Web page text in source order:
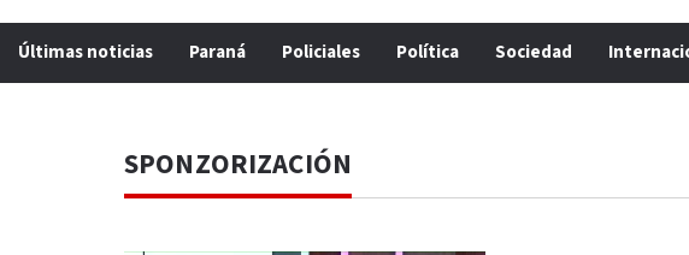
Últimas noticias Paraná Policiales Política Sociedad
SPONZORIZACIÓN